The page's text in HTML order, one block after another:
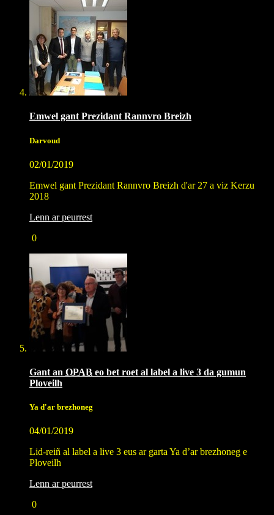
Emwel gant Prezidant Rannvro Breizh
Darvoud
02/01/2019
Emwel gant Prezidant Rannvro Breizh d'ar 27 a viz Kerzu
2018
Lenn ar peurrest
0
Gant an OPAB eo bet roet al label a live 3 da gumun
Ploveilh
Ya d'ar brezhoneg
04/01/2019
Lid-reiñ al label a live 3 eus ar garta Ya d’ar brezhoneg e
Ploveilh
Lenn ar peurrest
0